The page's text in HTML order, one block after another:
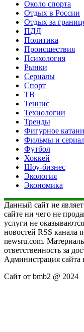
Около спорта
Отдых в России
Отдых за
ПДД
Политика
Происшествия
Психология
Рынки
Сериалы
Спорт
ТВ
Теннис
Технологии
Тренды
Фигурное
Фильмы и
Футбол
Хоккей
Шоу-бизнес
Экология
Экономика
Данный сайт не
сайте ни чего не
услуги не
новостей RSS канала
newsru.com.
ответственность за
Администрация сайта
Сайт от bmb2 @ 2024